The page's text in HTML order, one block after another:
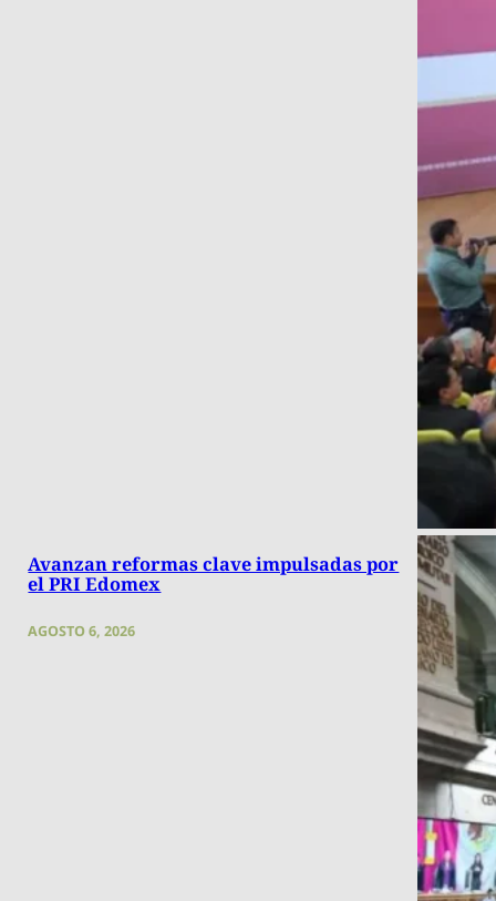
Avanzan reformas clave impulsadas por
el PRI Edomex
AGOSTO 6, 2026